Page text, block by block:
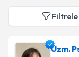
Filtrele
Uzm.